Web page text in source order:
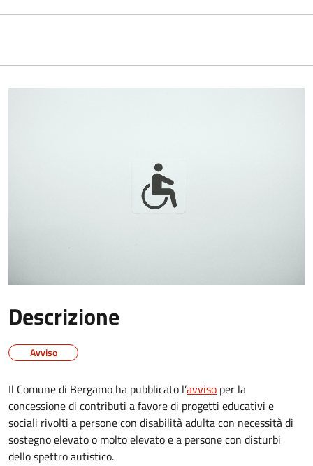
Descrizione
Avviso
Il Comune di Bergamo ha pubblicato l’avviso per la
concessione di contributi a favore di progetti educativi e
sociali rivolti a persone con disabilità adulta con necessità di
sostegno elevato o molto elevato e a persone con disturbi
dello spettro autistico.